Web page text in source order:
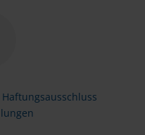
Haftungsausschluss